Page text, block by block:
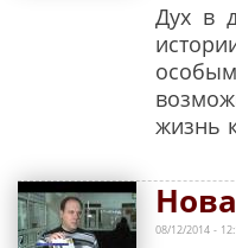
Дух в
жизнь
08/12/2014 -